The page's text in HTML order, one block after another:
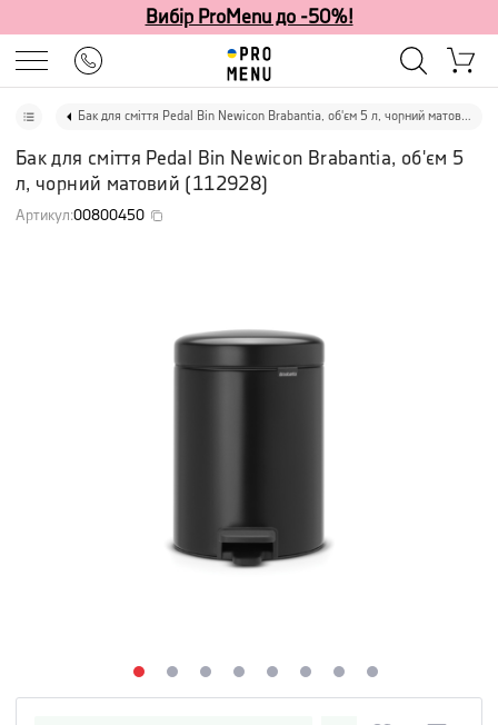
Вибір ProMenu до -50%!
Бак для сміття Pedal Bin Newicon Brabantia, об'єм 5 л, чорний матовий
Бак для сміття Pedal Bin Newicon Brabantia, об'єм 5
л, чорний матовий (112928)
Артикул:00800450